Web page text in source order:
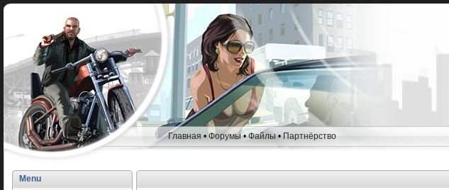
Главная • Форумы•Файлы• Партнёрство
Menu